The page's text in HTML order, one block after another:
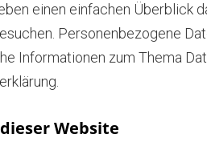
einen einfachen Überblick
Personenbezogene
Informationen zum Thema
Website